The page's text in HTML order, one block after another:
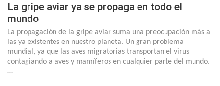
La gripe aviar ya se propaga en todo el
mundo
La propagación de la gripe aviar suma una preocupación más a
las ya existentes en nuestro planeta. Un gran problema
mundial, ya que las aves migratorias transportan el virus
contagiando a aves y mamíferos en cualquier parte del mundo.
…